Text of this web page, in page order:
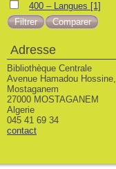
400 – Langues [1]
Adresse
Bibliothèque Centrale
Avenue Hamadou Hossine,
Mostaganem
27000 MOSTAGANEM
Algerie
045 41 69 34
contact